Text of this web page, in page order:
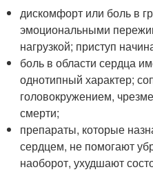
дискомфорт или боль в
эмоциональными
нагрузкой; приступ
боль в области сердца
однотипный характер;
головокружением,
смерти;
препараты, которые
сердцем, не помогают
наоборот, ухудшают